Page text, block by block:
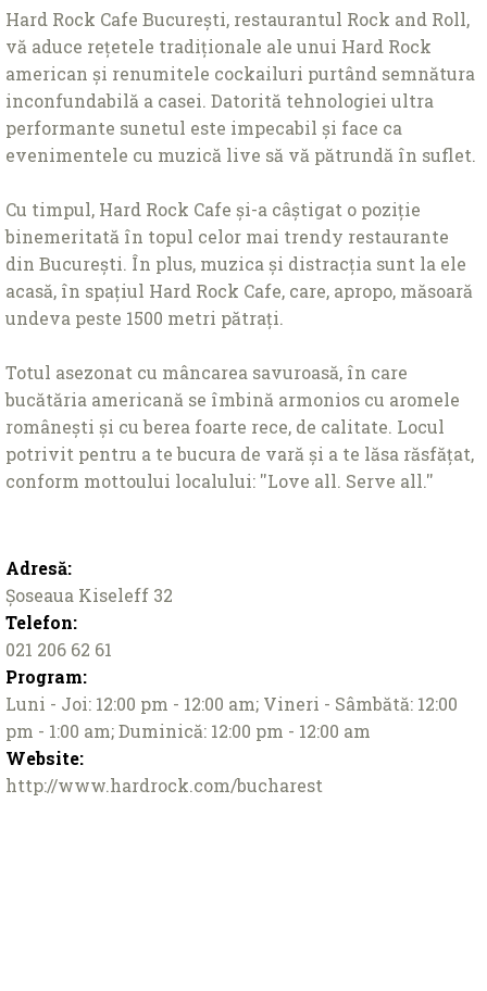
Hard Rock Cafe Bucureşti, restaurantul Rock and Roll,
vă aduce rețetele tradiționale ale unui Hard Rock
american şi renumitele cockailuri purtând semnătura
inconfundabilă a casei. Datorită tehnologiei ultra
performante sunetul este impecabil şi face ca
evenimentele cu muzică live să vă pătrundă în suflet.
Cu timpul, Hard Rock Cafe și-a câștigat o poziție
binemeritată în topul celor mai trendy restaurante
din București. În plus, muzica și distracția sunt la ele
acasă, în spațiul Hard Rock Cafe, care, apropo, măsoară
undeva peste 1500 metri pătrați.
Totul asezonat cu mâncarea savuroasă, în care
bucătăria americană se îmbină armonios cu aromele
românești și cu berea foarte rece, de calitate. Locul
potrivit pentru a te bucura de vară și a te lăsa răsfăţat,
conform mottoului localului: ''Love all. Serve all.''
Adresă:
Şoseaua Kiseleff 32
Telefon:
021 206 62 61
Program:
Luni - Joi: 12:00 pm - 12:00 am; Vineri - Sâmbătă: 12:00
pm - 1:00 am; Duminică: 12:00 pm - 12:00 am
Website:
http://www.hardrock.com/bucharest